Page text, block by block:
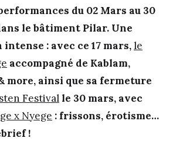
du 02 Mars au 30
le bâtiment Pilar. Une
: avec ce 17 mars,le
accompagné de Kablam,
more, ainsi que sa fermeture
Festivalle 30 mars, avec
x Nyege : frissons, érotisme…
!